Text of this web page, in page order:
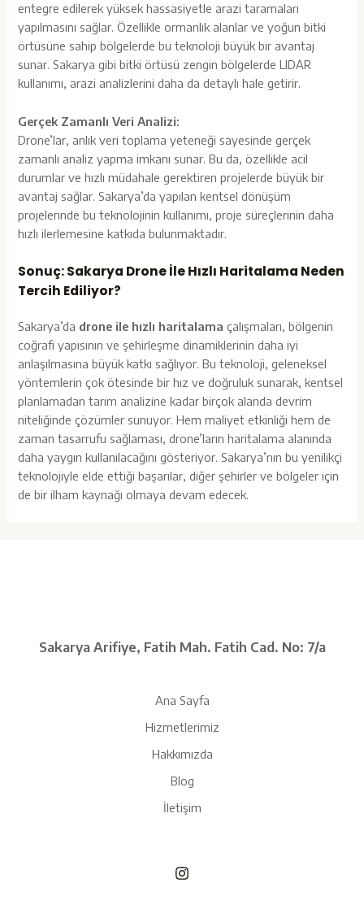
entegre edilerek yüksek hassasiyetle arazi taramaları
yapılmasını sağlar. Özellikle ormanlık alanlar ve yoğun bitki
örtüsüne sahip bölgelerde bu teknoloji büyük bir avantaj
sunar. Sakarya gibi bitki örtüsü zengin bölgelerde LIDAR
kullanımı, arazi analizlerini daha da detaylı hale getirir.
Gerçek Zamanlı Veri Analizi:
Drone’lar, anlık veri toplama yeteneği sayesinde gerçek
zamanlı analiz yapma imkanı sunar. Bu da, özellikle acil
durumlar ve hızlı müdahale gerektiren projelerde büyük bir
avantaj sağlar. Sakarya’da yapılan kentsel dönüşüm
projelerinde bu teknolojinin kullanımı, proje süreçlerinin daha
hızlı ilerlemesine katkıda bulunmaktadır.
Sonuç: Sakarya Drone İle Hızlı Haritalama Neden
Tercih Ediliyor?
Sakarya’da drone ile hızlı haritalama çalışmaları, bölgenin
coğrafi yapısının ve şehirleşme dinamiklerinin daha iyi
anlaşılmasına büyük katkı sağlıyor. Bu teknoloji, geleneksel
yöntemlerin çok ötesinde bir hız ve doğruluk sunarak, kentsel
planlamadan tarım analizine kadar birçok alanda devrim
niteliğinde çözümler sunuyor. Hem maliyet etkinliği hem de
zaman tasarrufu sağlaması, drone’ların haritalama alanında
daha yaygın kullanılacağını gösteriyor. Sakarya’nın bu yenilikçi
teknolojiyle elde ettiği başarılar, diğer şehirler ve bölgeler için
de bir ilham kaynağı olmaya devam edecek.
Sakarya Arifiye, Fatih Mah. Fatih Cad. No: 7/a
Ana Sayfa
Hizmetlerimiz
Hakkımızda
Blog
İletişim